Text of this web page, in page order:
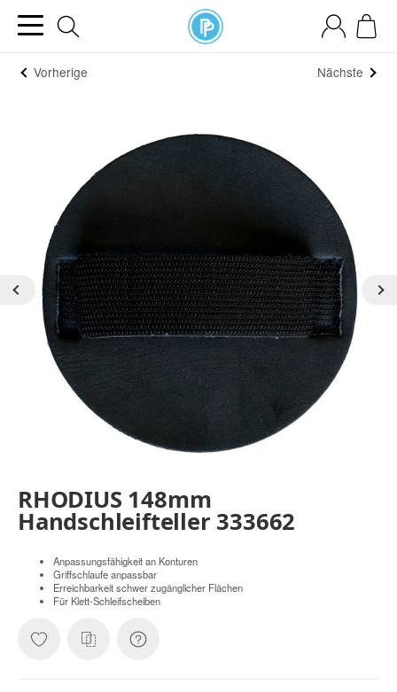
Vorherige Nächste
RHODIUS 148mm
Handschleifteller 333662
Anpassungsfähigkeit an Konturen
Griffschlaufe anpassbar
Erreichbarkeit schwer zugänglicher Flächen
Für Klett-Schleifscheiben